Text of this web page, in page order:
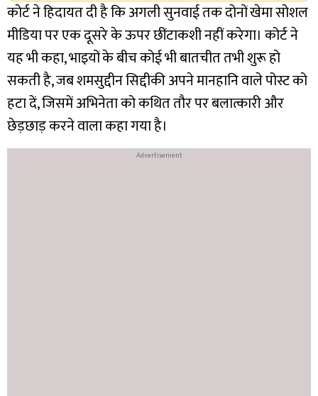
कोर्ट ने हिदायत दी है कि अगली सुनवाई तक दोनों खेमा सोशल
मीडिया पर एक दूसरे के ऊपर छींटाकशी नहीं करेगा। कोर्ट ने
यह भी कहा, भाइयों के बीच कोई भी बातचीत तभी शुरू हो
सकती है, जब शमसुद्दीन सिद्दीकी अपने मानहानि वाले पोस्ट को
हटा दें, जिसमें अभिनेता को कथित तौर पर बलात्कारी और
छेड़छाड़ करने वाला कहा गया है।